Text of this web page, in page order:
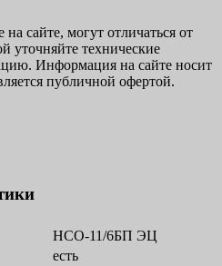
сайте, могут отличаться от
уточняйте технические
Информация на сайте носит
публичной офертой.
НСО-11/6БП ЭЦ
есть